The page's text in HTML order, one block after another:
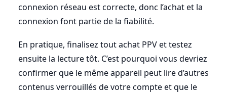
connexion réseau est correcte, donc l’achat et la
connexion font partie de la fiabilité.
En pratique, finalisez tout achat PPV et testez
ensuite la lecture tôt. C’est pourquoi vous devriez
confirmer que le même appareil peut lire d’autres
contenus verrouillés de votre compte et que le